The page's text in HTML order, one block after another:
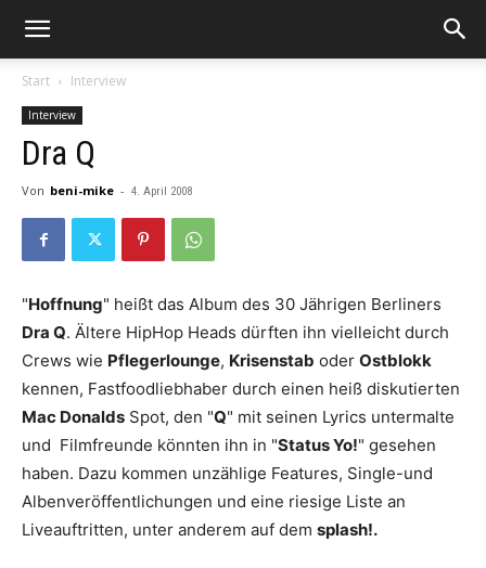
Start Interview
Interview
Dra Q
Von beni-mike - 4. April 2008
"Hoffnung" heißt das Album des 30 Jährigen Berliners
Dra Q. Ältere HipHop Heads dürften ihn vielleicht durch
Crews wie Pflegerlounge, Krisenstab oder Ostblokk
kennen, Fastfoodliebhaber durch einen heiß diskutierten
Mac Donalds Spot, den "Q" mit seinen Lyrics untermalte
und Filmfreunde könnten ihn in "Status Yo!" gesehen
haben. Dazu kommen unzählige Features, Single-und
Albenveröffentlichungen und eine riesige Liste an
Liveauftritten, unter anderem auf dem splash!.